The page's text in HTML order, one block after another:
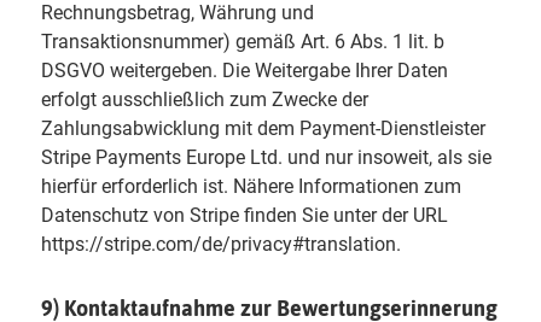
Rechnungsbetrag, Währung und
Transaktionsnummer) gemäß Art. 6 Abs. 1 lit. b
DSGVO weitergeben. Die Weitergabe Ihrer Daten
erfolgt ausschließlich zum Zwecke der
Zahlungsabwicklung mit dem Payment-Dienstleister
Stripe Payments Europe Ltd. und nur insoweit, als sie
hierfür erforderlich ist. Nähere Informationen zum
Datenschutz von Stripe finden Sie unter der URL
https://stripe.com/de/privacy#translation.
9) Kontaktaufnahme zur Bewertungserinnerung